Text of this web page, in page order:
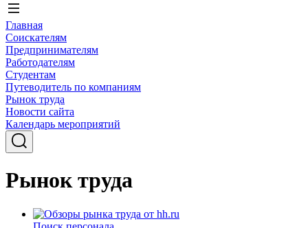
Главная
Соискателям
Предпринимателям
Работодателям
Студентам
Путеводитель по компаниям
Рынок труда
Новости сайта
Календарь мероприятий
Рынок труда